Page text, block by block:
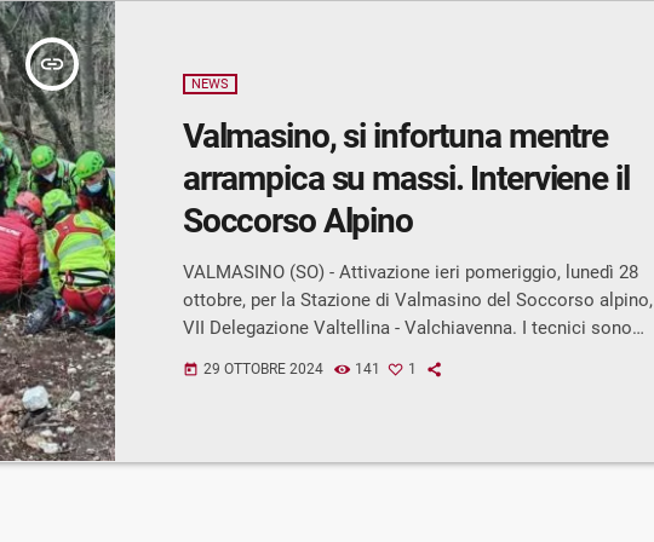
insert_link
NEWS
Valmasino, si infortuna mentre
arrampica su massi. Interviene il
Soccorso Alpino
VALMASINO (SO) - Attivazione ieri pomeriggio, lunedì 28
ottobre, per la Stazione di Valmasino del Soccorso alpino,
VII Delegazione Valtellina - Valchiavenna. I tecnici sono
infortunata mentre stava praticando l’attività di bouldering
hanno raggiunto la ragazza, l’hanno valutata nella parte
today 29 OTTOBRE 2024 141 1